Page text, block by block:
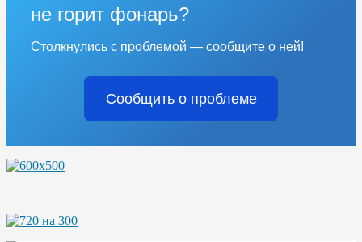
не горит фонарь?
Столкнулись с проблемой — сообщите о ней!
Сообщить о проблеме